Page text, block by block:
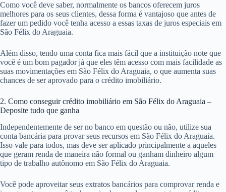
Como você deve saber, normalmente os bancos oferecem juros
melhores para os seus clientes, dessa forma é vantajoso que antes de
fazer um pedido você tenha acesso a essas taxas de juros especiais em
São Félix do Araguaia.
Além disso, tendo uma conta fica mais fácil que a instituição note que
você é um bom pagador já que eles têm acesso com mais facilidade as
suas movimentações em São Félix do Araguaia, o que aumenta suas
chances de ser aprovado para o crédito imobiliário.
2. Como conseguir crédito imobiliário em São Félix do Araguaia –
Deposite tudo que ganha
Independentemente de ser no banco em questão ou não, utilize sua
conta bancária para provar seus recursos em São Félix do Araguaia.
Isso vale para todos, mas deve ser aplicado principalmente a aqueles
que geram renda de maneira não formal ou ganham dinheiro algum
tipo de trabalho autônomo em São Félix do Araguaia.
Você pode aproveitar seus extratos bancários para comprovar renda e